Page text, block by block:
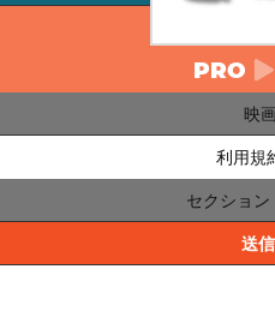
PRO
映
利用規
セクショ
送信